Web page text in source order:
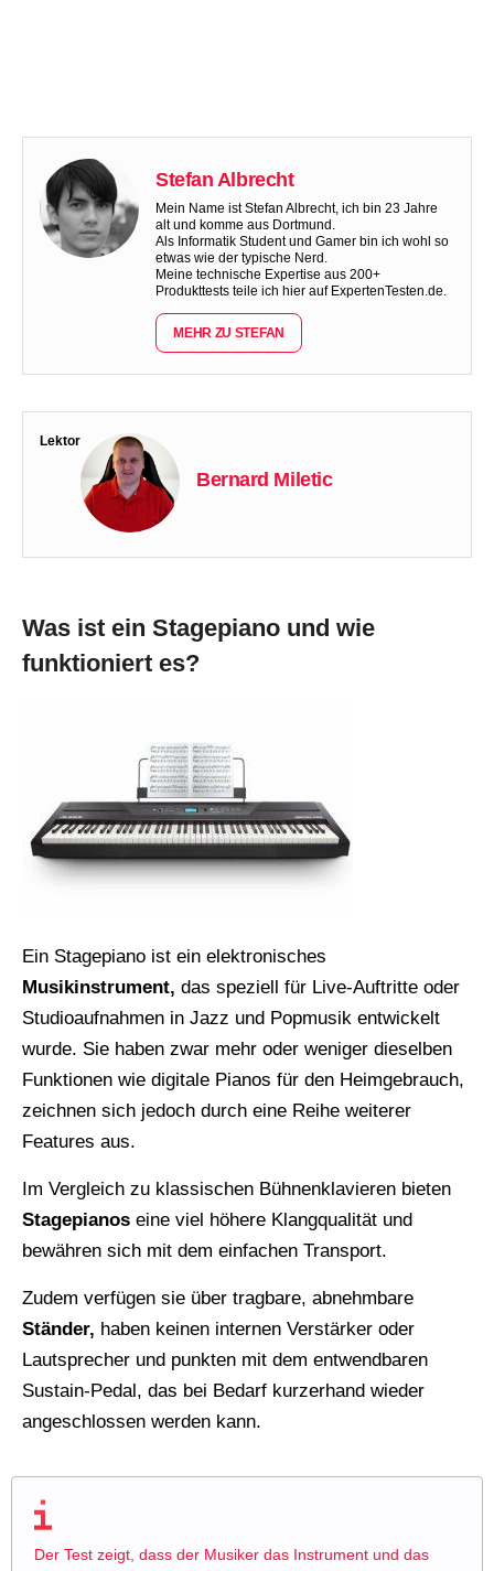
Stefan Albrecht
Mein Name ist Stefan Albrecht, ich bin 23 Jahre
alt und komme aus Dortmund.
Als Informatik Student und Gamer bin ich wohl so
etwas wie der typische Nerd.
Meine technische Expertise aus 200+
Produkttests teile ich hier auf ExpertenTesten.de.
MEHR ZU STEFAN
Lektor
Bernard Miletic
Was ist ein Stagepiano und wie
funktioniert es?
Ein Stagepiano ist ein elektronisches
Musikinstrument, das speziell für Live-Auftritte oder
Studioaufnahmen in Jazz und Popmusik entwickelt
wurde. Sie haben zwar mehr oder weniger dieselben
Funktionen wie digitale Pianos für den Heimgebrauch,
zeichnen sich jedoch durch eine Reihe weiterer
Features aus.
Im Vergleich zu klassischen Bühnenklavieren bieten
Stagepianos eine viel höhere Klangqualität und
bewähren sich mit dem einfachen Transport.
Zudem verfügen sie über tragbare, abnehmbare
Ständer, haben keinen internen Verstärker oder
Lautsprecher und punkten mit dem entwendbaren
Sustain-Pedal, das bei Bedarf kurzerhand wieder
angeschlossen werden kann.
Der Test zeigt, dass der Musiker das Instrument und das